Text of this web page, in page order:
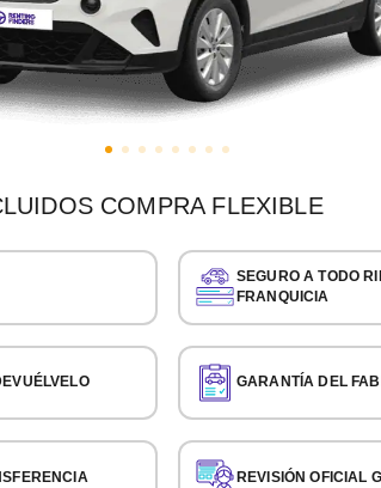
COMPRA FLEXIBLE
SEGURO A TODO
FRANQUICIA
GARANTÍA DEL
REVISIÓN OFICIAL